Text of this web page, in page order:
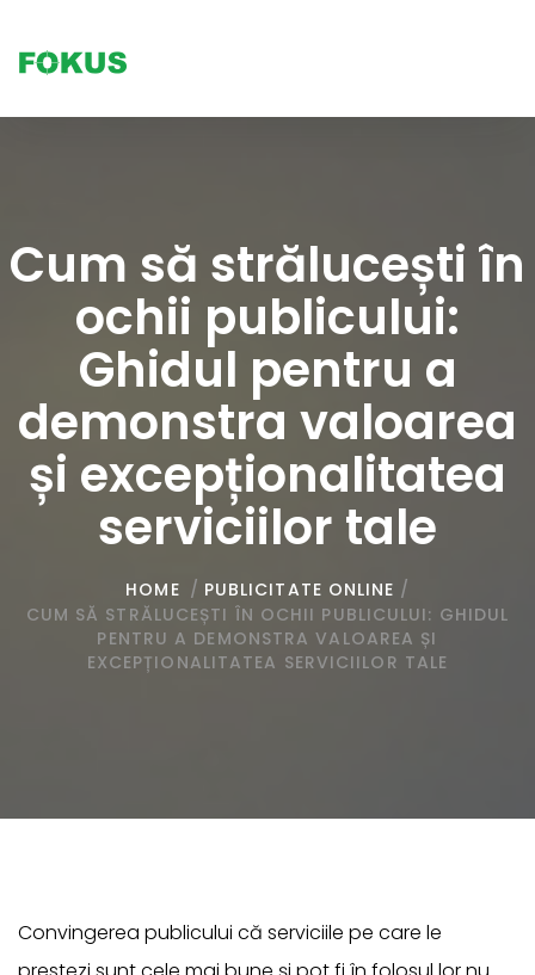
Cum să strălucești în
ochii publicului:
Ghidul pentru a
demonstra valoarea
și excepționalitatea
serviciilor tale
HOME / PUBLICITATE ONLINE /
CUM SĂ STRĂLUCEȘTI ÎN OCHII PUBLICULUI: GHIDUL
PENTRU A DEMONSTRA VALOAREA ȘI
EXCEPȚIONALITATEA SERVICIILOR TALE
Convingerea publicului că serviciile pe care le